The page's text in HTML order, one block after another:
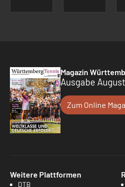
Magazin
Ausgabe
Zum Online
Weitere Plattformen
DTB